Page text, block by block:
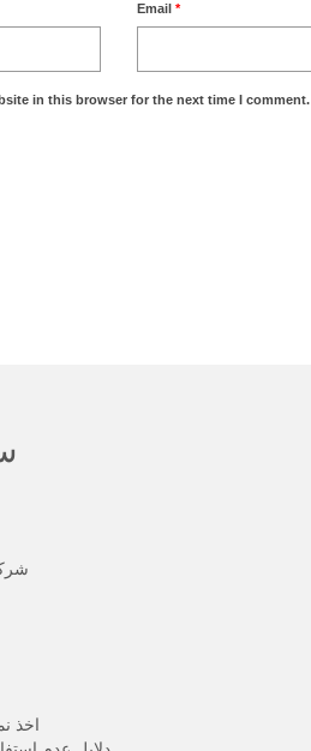
Email*
in this browser for the next time I comment.
اخذ